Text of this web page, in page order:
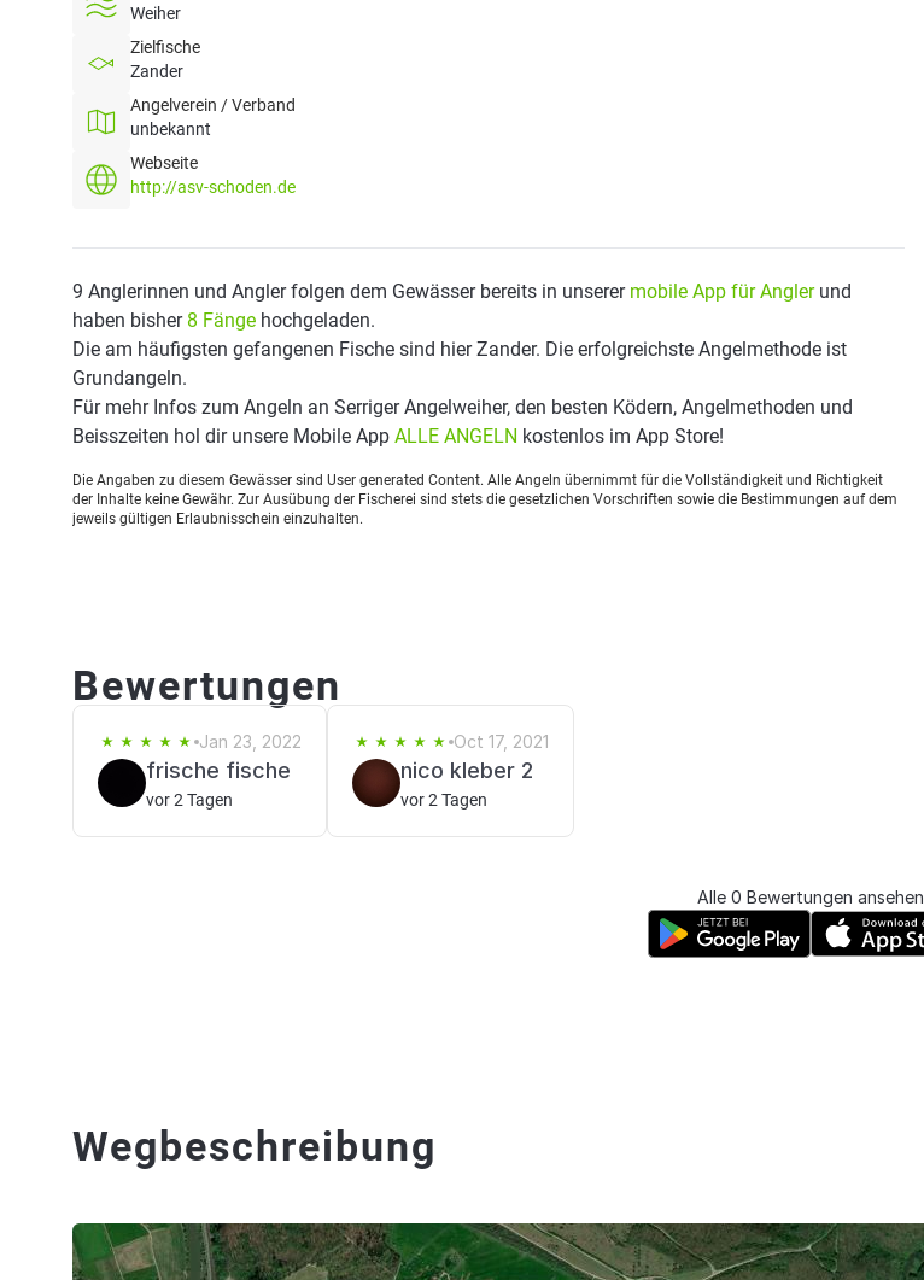
Weiher
Zielfische
Zander
Angelverein / Verband
unbekannt
Webseite
http://asv-schoden.de
9 Anglerinnen und Angler folgen dem Gewässer bereits in unserer mobile App für Anglerund
haben bisher 8 Fänge hochgeladen.
Die am häufigsten gefangenen Fische sind hier Zander. Die erfolgreichste Angelmethode ist
Grundangeln.
Für mehr Infos zum Angeln an Serriger Angelweiher, den besten Ködern, Angelmethoden und
Beisszeiten hol dir unsere Mobile App ALLE ANGELN kostenlos im App Store!
Die Angaben zu diesem Gewässer sind User generated Content. Alle Angeln übernimmt für die Vollständigkeit und Richtigkeit
der Inhalte keine Gewähr. Zur Ausübung der Fischerei sind stets die gesetzlichen Vorschriften sowie die Bestimmungen auf dem
jeweils gültigen Erlaubnisschein einzuhalten.
Bewertungen
Jan 23, 2022
frische fische
vor 2 Tagen
Oct 17, 2021
nico kleber 2
vor 2 Tagen
Alle 0 Bewertungen ansehen
Wegbeschreibung